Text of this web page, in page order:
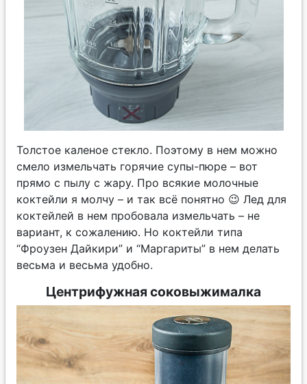
Толстое каленое стекло. Поэтому в нем можно
смело измельчать горячие супы-пюре – вот
прямо с пылу с жару. Про всякие молочные
коктейли я молчу – и так всё понятно 😉 Лед для
коктейлей в нем пробовала измельчать – не
вариант, к сожалению. Но коктейли типа
“Фроузен Дайкири” и “Маргариты” в нем делать
весьма и весьма удобно.
Центрифужная соковыжималка